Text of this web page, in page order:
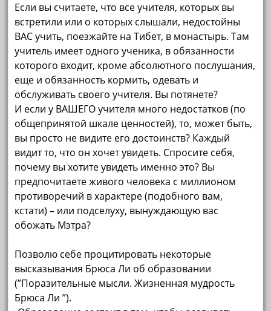
Если вы считаете, что все учителя, которых вы
встретили или о которых слышали, недостойны
ВАС учить, поезжайте на Тибет, в монастырь. Там
учитель имеет одного ученика, в обязанности
которого входит, кроме абсолютного послушания,
еще и обязанность кормить, одевать и
обслуживать своего учителя. Вы потянете?
И если у ВАШЕГО учителя много недостатков (по
общепринятой шкале ценностей), то, может быть,
вы просто не видите его достоинств? Каждый
видит то, что он хочет увидеть. Спросите себя,
почему вы хотите увидеть именно это? Вы
предпочитаете живого человека с миллионом
противоречий в характере (подобного вам,
кстати) – или подселуху, вынуждающую вас
обожать Мэтра?
Позволю себе процитировать некоторые
высказывания Брюса Ли об образовании
(”Поразительные мысли. Жизненная мудрость
Брюса Ли ”).